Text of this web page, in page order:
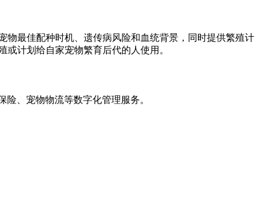
物最佳配种时机、遗传病风险和血统背景，同时提供繁殖计
计划给自家宠物繁育后代的人使用。
、宠物物流等数字化管理服务。